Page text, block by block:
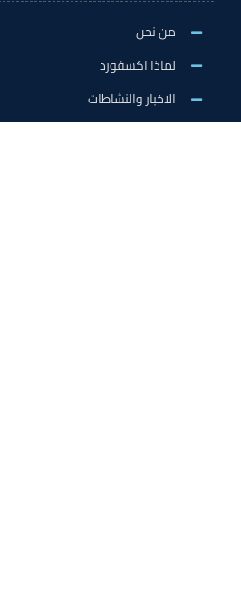
من نحن
لماذا اكسفورد
الاخبار والنشاطات